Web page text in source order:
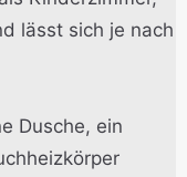
lässt sich je nach
Dusche, ein